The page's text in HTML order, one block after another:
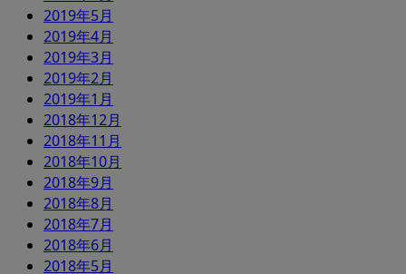
2019年5月
2019年4月
2019年3月
2019年2月
2019年1月
2018年12月
2018年11月
2018年10月
2018年9月
2018年8月
2018年7月
2018年6月
2018年5月